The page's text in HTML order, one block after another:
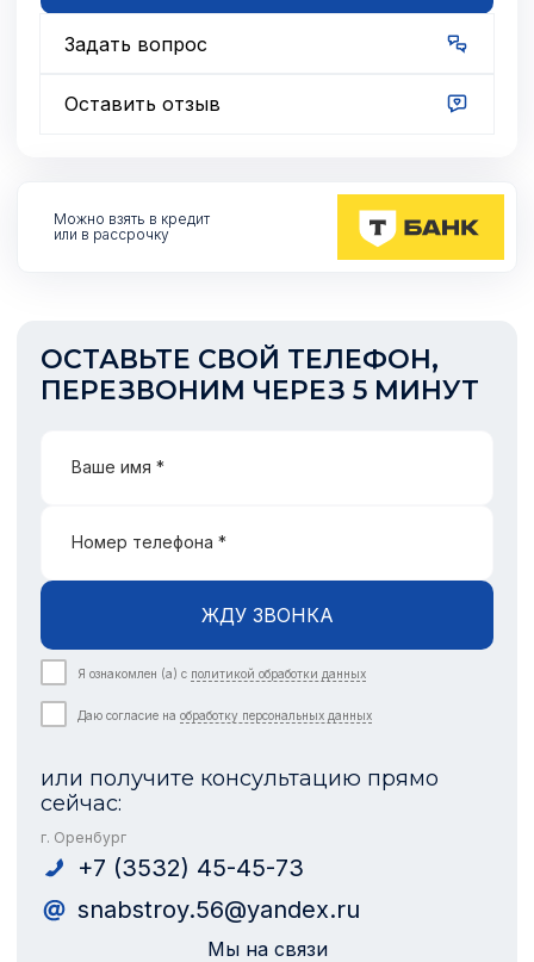
Задать вопрос
Оставить отзыв
Можно взять в кредит
или в рассрочку
ОСТАВЬТЕ СВОЙ ТЕЛЕФОН,
ПЕРЕЗВОНИМ ЧЕРЕЗ 5 МИНУТ
Ваше имя *
Номер телефона *
ЖДУ ЗВОНКА
Я ознакомлен (а) с политикой обработки данных
Даю согласие на обработку персональных данных
или получите консультацию прямо
сейчас:
г. Оренбург
+7 (3532) 45-45-73
snabstroy.56@yandex.ru
Мы на связи